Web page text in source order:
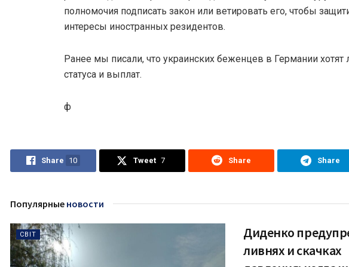
полномочия подписать закон или ветировать его, чтобы
интересы иностранных резидентов.
Ранее мы писали, что украинских беженцев в Германии хотят
статуса и выплат.
ф
Share 10 Tweet 7 Share Share
Популярные новости
СВІТ
Диденко
ливнях и скачках